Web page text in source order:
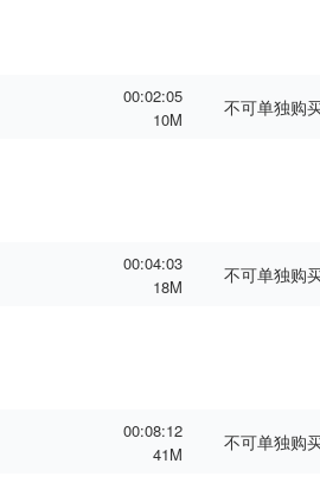
00:02:05
10M
不可单独购
00:04:03
18M
不可单独购
00:08:12
41M
不可单独购